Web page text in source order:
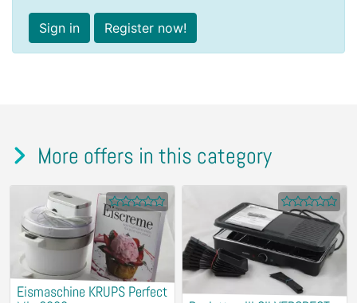
Sign in Register now!
More offers in this category
Eismaschine KRUPS Perfect